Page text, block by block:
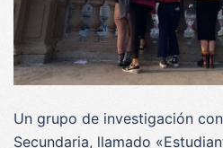
Un grupo de investigación
Secundaria, llamado